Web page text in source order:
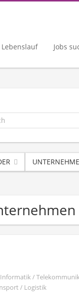
Jobs
/
/ Logistik